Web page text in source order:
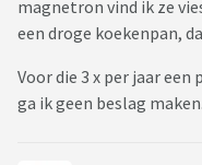
magnetron vind ik ze
een droge koekenpan,
Voor die 3 x per jaar
ga ik geen beslag maken.